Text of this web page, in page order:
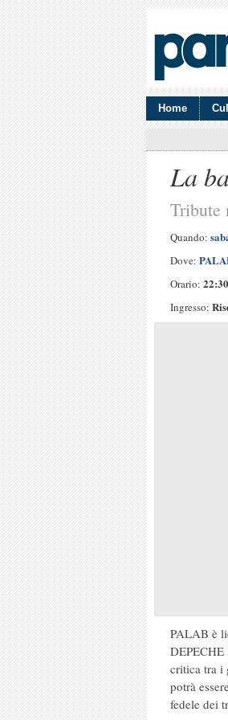
Home
La
Tribute
Quando:
Dove:
Orario: 22:30
Ingresso:
PALAB è
critica tra i
potrà
fedele dei